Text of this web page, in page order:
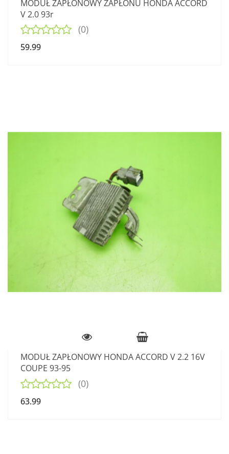
MODUŁ ZAPŁONOWY ZAPŁONU HONDA ACCORD
V 2.0 93r
(0)
59.99
MODUŁ ZAPŁONOWY HONDA ACCORD V 2.2 16V
COUPE 93-95
(0)
63.99